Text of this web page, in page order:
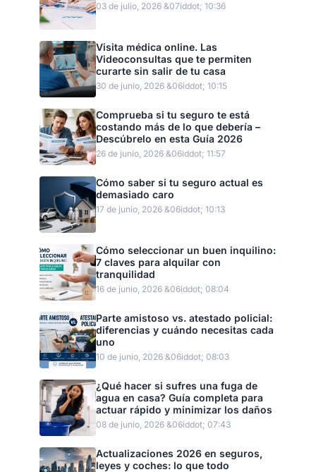
03 de julio, 2026 &07iddot; 10:36
Visita médica online. Las
Videoconsultas que te permiten
curarte sin salir de tu casa
30 de junio, 2026 &06iddot; 10:15
Comprueba si tu seguro te está
costando más de lo que debería –
Descúbrelo en esta Guía 2026
26 de junio, 2026 &06iddot; 11:57
Cómo saber si tu seguro actual es
demasiado caro
17 de junio, 2026 &06iddot; 10:13
Cómo seleccionar un buen inquilino:
7 claves para alquilar con
tranquilidad
16 de junio, 2026 &06iddot; 08:04
Parte amistoso vs. atestado policial:
diferencias y cuándo necesitas cada
uno
10 de junio, 2026 &06iddot; 08:03
¿Qué hacer si sufres una fuga de
agua en casa? Guía completa para
actuar rápido y minimizar los daños
08 de junio, 2026 &06iddot; 07:43
Actualizaciones 2026 en seguros,
leyes y coches: lo que todo